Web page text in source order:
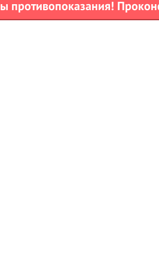
противопоказания!